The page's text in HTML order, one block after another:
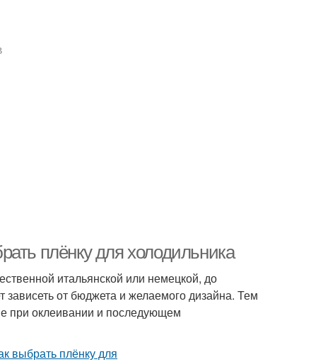
плёнку для холодильника
итальянской или немецкой, до
от бюджета и желаемого дизайна. Тем
при оклеивании и последующем